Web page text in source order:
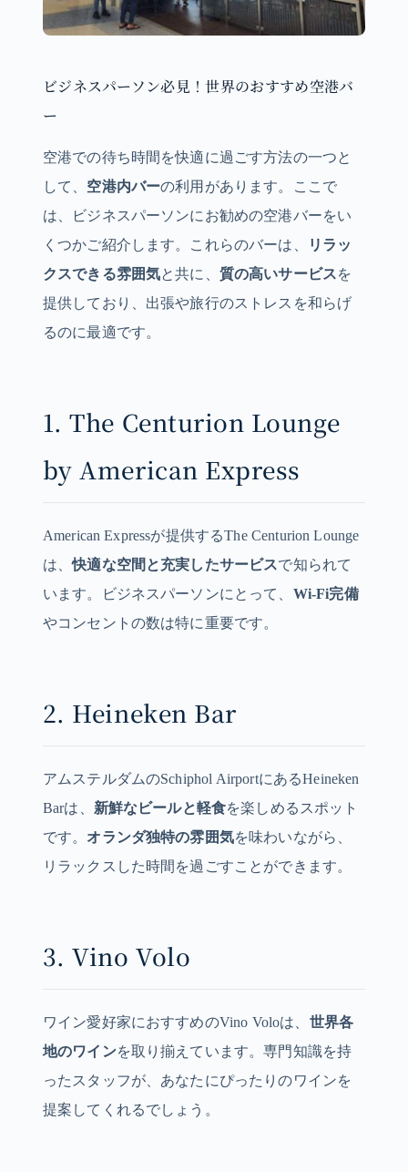
ビジネスパーソン必見！世界のおすすめ空港バ
ー
空港での待ち時間を快適に過ごす方法の一つと
して、 空港内バーの利用があります。ここで
は、ビジネスパーソンにお勧めの空港バーをい
くつかご紹介します。これらのバーは、
リラッ
クスできる雰囲気と共に、 質の高いサービスを
提供しており、出張や旅行のストレスを和らげ
るのに最適です。
1. The Centurion Lounge
by American Express
American Expressが提供するThe Centurion Lounge
は、快適な空間と充実したサービスで知られて
います。ビジネスパーソンにとって、 Wi-Fi完備
やコンセントの数は特に重要です。
2. Heineken Bar
アムステルダムのSchiphol AirportにあるHeineken
Barは、 新鮮なビールと軽食を楽しめるスポット
です。 オランダ独特の雰囲気を味わいながら、
リラックスした時間を過ごすことができます。
3. Vino Volo
ワイン愛好家におすすめのVino Voloは、 世界各
地のワインを取り揃えています。専門知識を持
ったスタッフが、あなたにぴったりのワインを
提案してくれるでしょう。